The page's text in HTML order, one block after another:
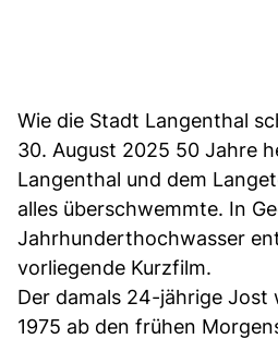
Wie die Stadt Langenthal
30. August 2025 50 Jahre
Langenthal und dem
alles überschwemmte. In
Jahrhunderthochwasser
vorliegende Kurzfilm.
Der damals 24-jährige Jost
1975 ab den frühen